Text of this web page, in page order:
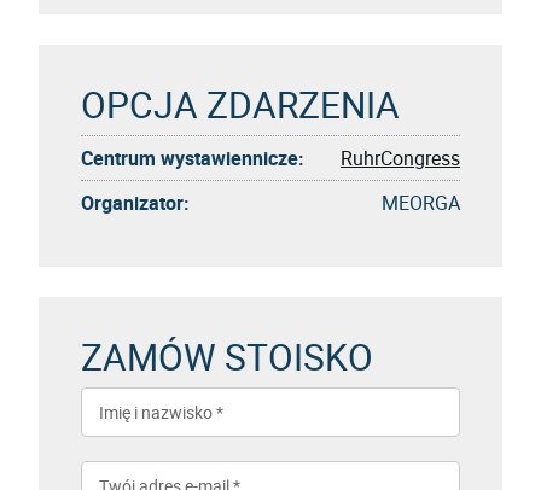
OPCJA ZDARZENIA
Centrum wystawiennicze:
RuhrCongress
Organizator:
MEORGA
ZAMÓW STOISKO